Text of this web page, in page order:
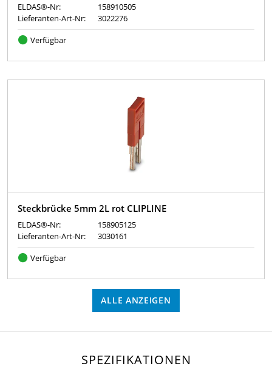
ELDAS®-Nr:
158910505
Lieferanten-Art-Nr:
3022276
Verfügbar
Steckbrücke 5mm 2L rot CLIPLINE
ELDAS®-Nr:
158905125
Lieferanten-Art-Nr:
3030161
Verfügbar
ALLE ANZEIGEN
SPEZIFIKATIONEN